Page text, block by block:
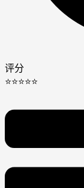
评分
⭐⭐⭐⭐⭐